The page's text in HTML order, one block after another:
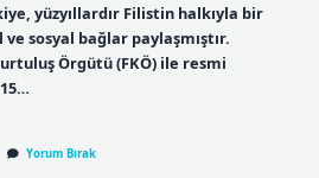
yüzyıllardır Filistin halkıyla bir
sosyal bağlar paylaşmıştır.
Örgütü (FKÖ) ile resmi
Yorum Bırak